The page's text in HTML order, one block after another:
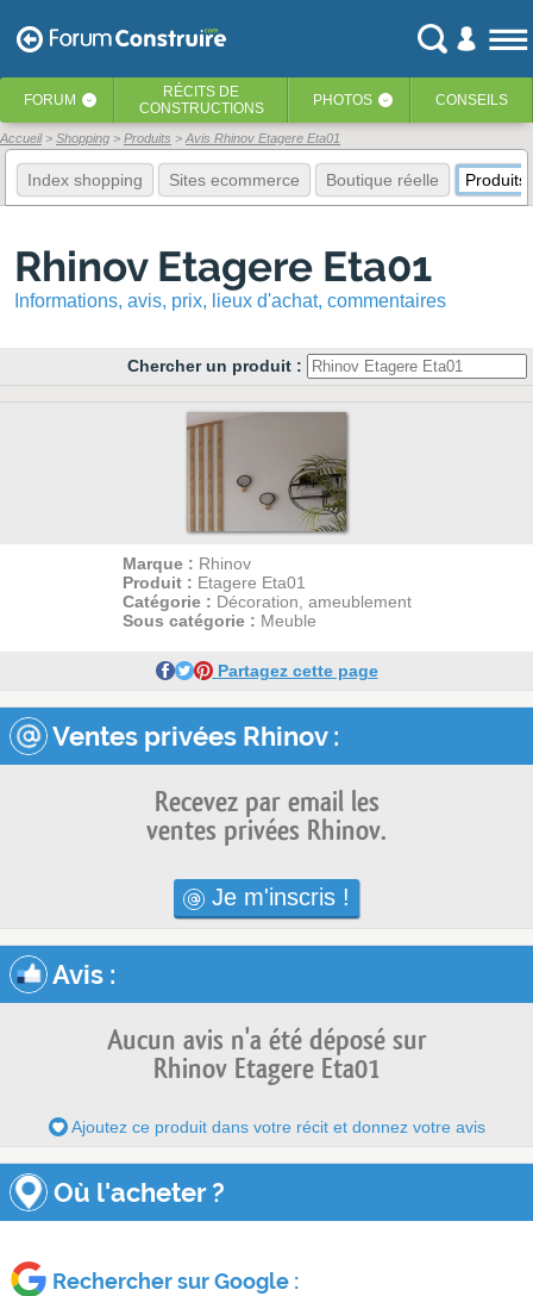
FORUM ‹ RÉCITS DE
CONSTRUCTIONS
PHOTOS ‹ CONSEILS
Accueil Shopping Produits Avis Rhinov Etagere Eta01
Index shopping Sites ecommerce Boutique réelle Produits
Rhinov Etagere Eta01
Informations, avis, prix, lieux d'achat, commentaires
Chercher un produit :
Marque : Rhinov
Produit : Etagere Eta01
Catégorie : Décoration, ameublement
Sous catégorie : Meuble
Partagez cette page
Ventes privées Rhinov :
Recevez par email les
ventes privées Rhinov.
Je m'inscris !
Avis :
Aucun avis n'a été déposé sur
Rhinov Etagere Eta01
Ajoutez ce produit dans votre récit et donnez votre avis
Où l'acheter ?
Rechercher sur Google :